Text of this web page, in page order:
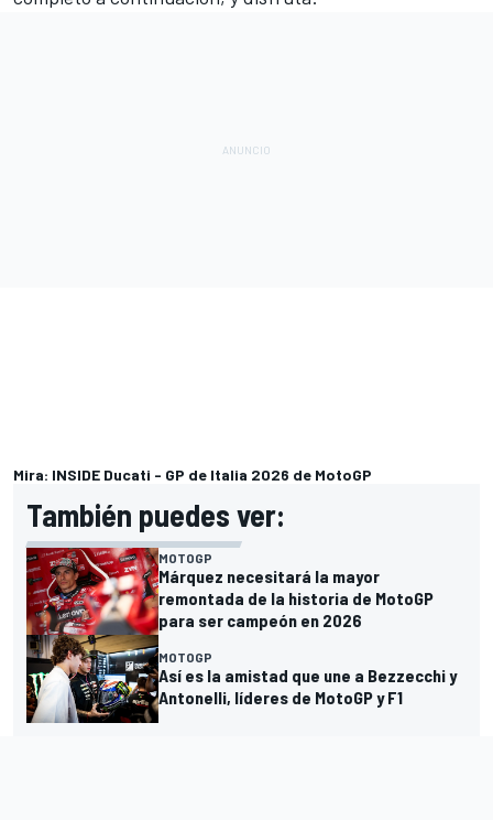
Mira: INSIDE Ducati - GP de Italia 2026 de MotoGP
También puedes ver:
MOTOGP
Márquez necesitará la mayor
remontada de la historia de MotoGP
para ser campeón en 2026
MOTOGP
Así es la amistad que une a Bezzecchi y
Antonelli, líderes de MotoGP y F1